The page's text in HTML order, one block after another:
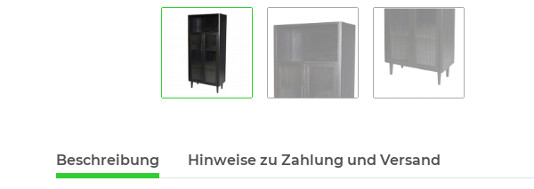
Beschreibung Hinweise zu Zahlung und Versand